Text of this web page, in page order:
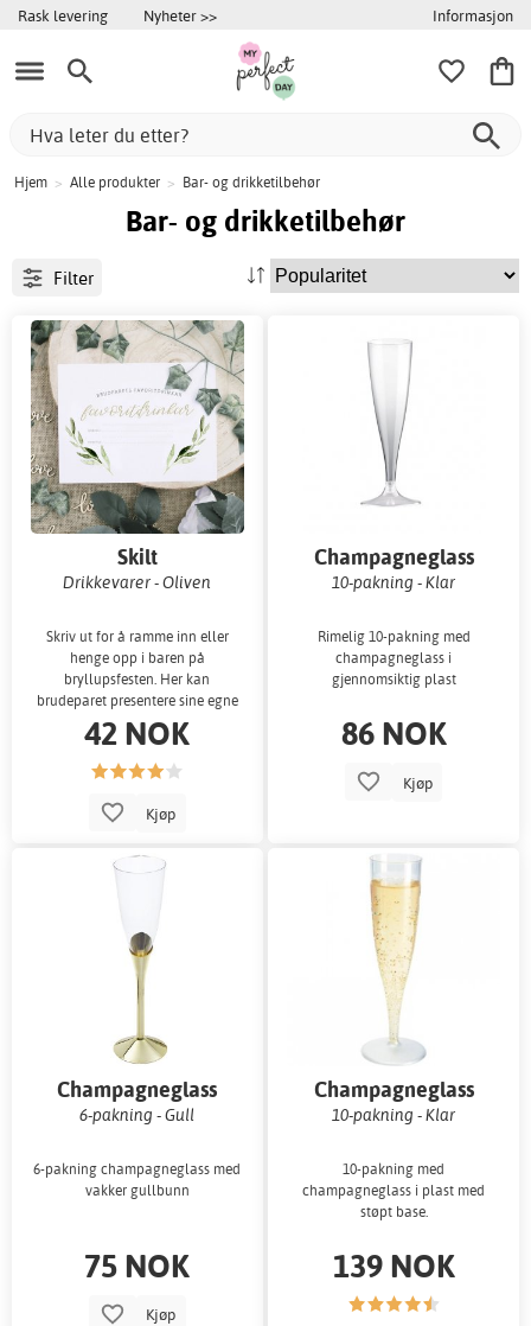
Rask levering Nyheter >> Informasjon
Hjem > Alle produkter > Bar- og drikketilbehør
Bar- og drikketilbehør
Filter
Skilt
Drikkevarer - Oliven
Skriv ut for å ramme inn eller
henge opp i baren på
bryllupsfesten. Her kan
brudeparet presentere sine egne
favorittdrinker.
42 NOK
Kjøp
Champagneglass
10-pakning - Klar
Rimelig 10-pakning med
champagneglass i
gjennomsiktig plast
86 NOK
Kjøp
Champagneglass
6-pakning - Gull
6-pakning champagneglass med
vakker gullbunn
75 NOK
Kjøp
Champagneglass
10-pakning - Klar
10-pakning med
champagneglass i plast med
støpt base.
139 NOK